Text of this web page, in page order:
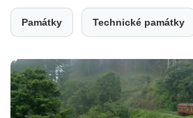
Památky Technické památky